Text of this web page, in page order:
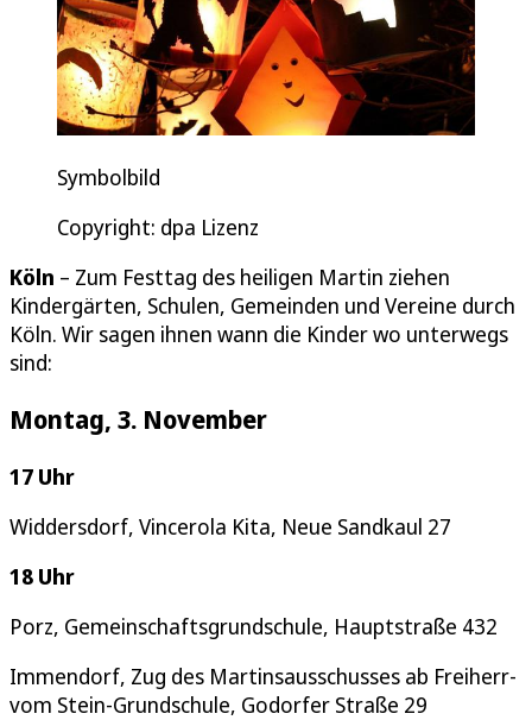
Symbolbild
Copyright: dpa Lizenz
Köln – Zum Festtag des heiligen Martin ziehen
Kindergärten, Schulen, Gemeinden und Vereine durch
Köln. Wir sagen ihnen wann die Kinder wo unterwegs
sind:
Montag, 3. November
17 Uhr
Widdersdorf, Vincerola Kita, Neue Sandkaul 27
18 Uhr
Porz, Gemeinschaftsgrundschule, Hauptstraße 432
Immendorf, Zug des Martinsausschusses ab Freiherr-
vom Stein-Grundschule, Godorfer Straße 29